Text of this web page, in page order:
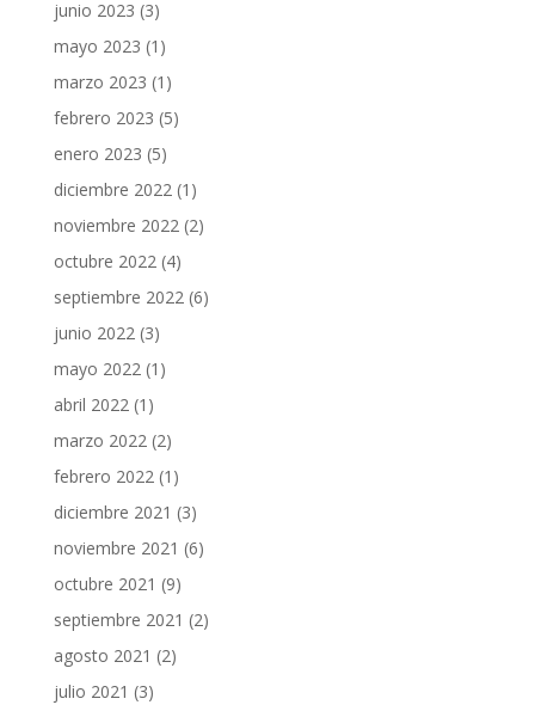
junio 2023 (3)
mayo 2023 (1)
marzo 2023 (1)
febrero 2023 (5)
enero 2023 (5)
diciembre 2022 (1)
noviembre 2022 (2)
octubre 2022 (4)
septiembre 2022 (6)
junio 2022 (3)
mayo 2022 (1)
abril 2022 (1)
marzo 2022 (2)
febrero 2022 (1)
diciembre 2021 (3)
noviembre 2021 (6)
octubre 2021 (9)
septiembre 2021 (2)
agosto 2021 (2)
julio 2021 (3)